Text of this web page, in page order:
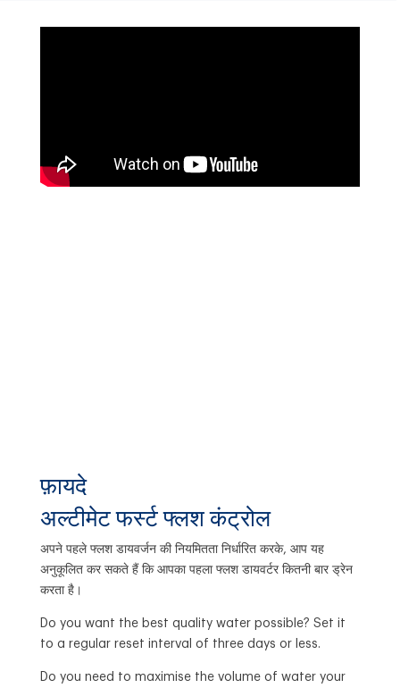
फ़ायदे
अल्टीमेट फर्स्ट फ्लश कंट्रोल
अपने पहले फ्लश डायवर्जन की नियमितता निर्धारित करके, आप यह
अनुकूलित कर सकते हैं कि आपका पहला फ्लश डायवर्टर कितनी बार ड्रेन
करता है।
Do you want the best quality water possible? Set it
to a regular reset interval of three days or less.
Do you need to maximise the volume of water your